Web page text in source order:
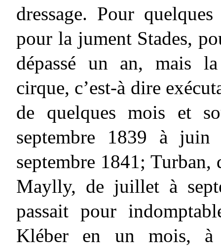
dressage. Pour
pour la jument Stades,
dépassé un an, mais
cirque, c’est-à dire
de quelques mois et
septembre 1839 à
septembre 1841; Turban,
Maylly, de juillet à
passait pour
Kléber en un mois,